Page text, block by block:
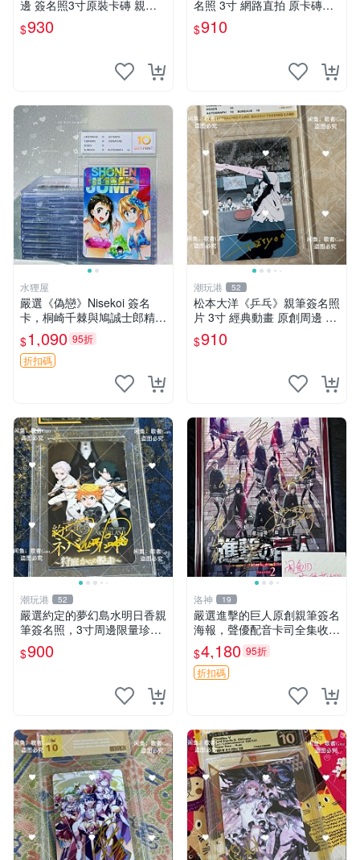
邊 簽名照3寸原裝卡磚 親
筆、收藏、簽名照
$930
名照 3寸 網路直拍 原卡磚包
裝 發行限量 規格精細 收藏推
薦 yo-tsuba 簽名照 四葉妹妹
$910
水狸屋
嚴選《偽戀》Nisekoi 簽名
卡，桐崎千棘與鳩誠士郎精美
周邊，3寸日版中古帶原裝卡
磚，國內直郵 偽戀 Nisekoi
簽名卡 桐崎千棘
$1,090 95折
折扣碼
潮玩港 52
松本大洋《乒乓》親筆簽名照
片 3寸 經典動畫 原創周邊 經
典動漫 周邊收藏 照片卡磚
$910
潮玩港 52
嚴選約定的夢幻島水明日香親
筆簽名照，3寸周邊限量珍藏
紙質佳 附卡磚 約定的夢幻島
筆記本 名人照
$900
洛神 19
嚴選進擊的巨人原創親筆簽名
海報，聲優配音卡司全集收藏
推薦 艾倫、三笠、阿明、埃
爾文巨細靡遺肖像照
$4,180 95折
折扣碼